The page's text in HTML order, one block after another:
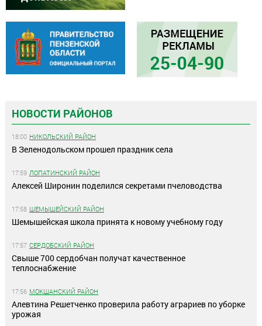
НОВОСТИ РАЙОНОВ
18:00 НИКОЛЬСКИЙ РАЙОН
В Зеленодольском прошел праздник села
17:59 ЛОПАТИНСКИЙ РАЙОН
Алексей Широнин поделился секретами пчеловодства
17:58 ШЕМЫШЕЙСКИЙ РАЙОН
Шемышейская школа принята к новому учебному году
17:57 СЕРДОБСКИЙ РАЙОН
Свыше 700 сердобчан получат качественное
теплоснабжение
17:56 МОКШАНСКИЙ РАЙОН
Алевтина Решетченко проверила работу аграриев по уборке
урожая